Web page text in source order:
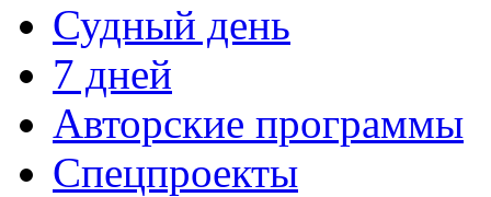
Судный день
7 дней
Авторские программы
Спецпроекты